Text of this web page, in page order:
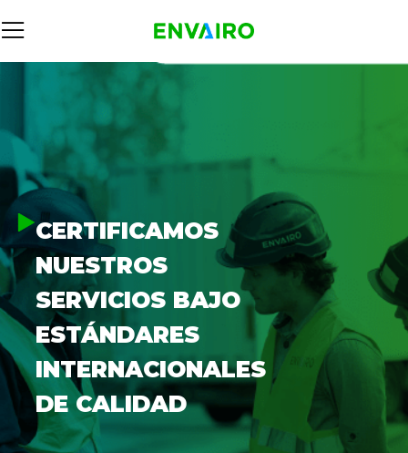
CERTIFICAMOS
NUESTROS
SERVICIOS BAJO
ESTÁNDARES
INTERNACIONALES
DE CALIDAD